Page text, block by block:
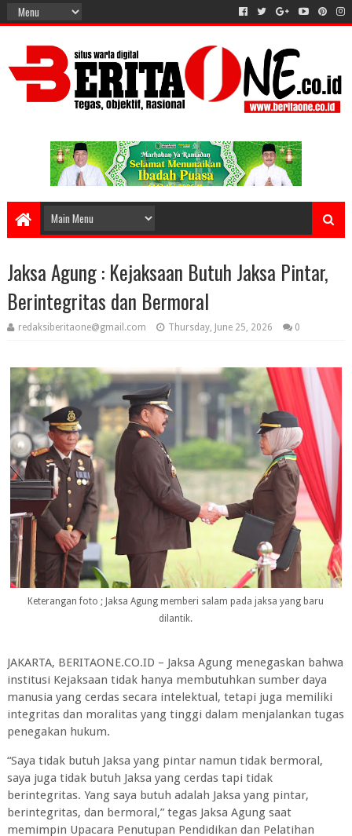
Jaksa Agung : Kejaksaan Butuh Jaksa Pintar,
Berintegritas dan Bermoral
redaksiberitaone@gmail.com Thursday, June 25, 2026 0
Keterangan foto ; Jaksa Agung memberi salam pada jaksa yang baru
dilantik.
JAKARTA, BERITAONE.CO.ID – Jaksa Agung menegaskan bahwa
institusi Kejaksaan tidak hanya membutuhkan sumber daya
manusia yang cerdas secara intelektual, tetapi juga memiliki
integritas dan moralitas yang tinggi dalam menjalankan tugas
penegakan hukum.
“Saya tidak butuh Jaksa yang pintar namun tidak bermoral,
saya juga tidak butuh Jaksa yang cerdas tapi tidak
berintegritas. Yang saya butuh adalah Jaksa yang pintar,
berintegritas, dan bermoral,” tegas Jaksa Agung saat
memimpin Upacara Penutupan Pendidikan dan Pelatihan